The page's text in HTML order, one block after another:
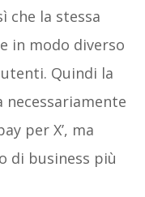
che la stessa
in modo diverso
Quindi la
per X’, ma
di business più